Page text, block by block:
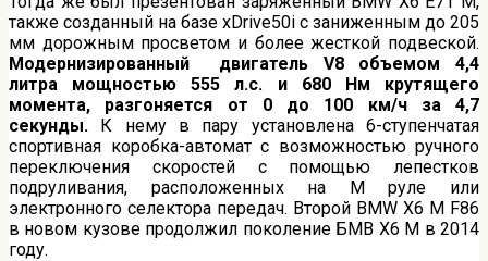
также созданный на базе xDrive50i с заниженным до 205
мм дорожным просветом и более жесткой подвеской.
Модернизированный двигатель V8 объемом 4,4
литра мощностью 555 л.с. и 680 Нм крутящего
момента, разгоняется от 0 до 100 км/ч за 4,7
секунды. К нему в пару установлена 6-ступенчатая
спортивная коробка-автомат с возможностью ручного
переключения скоростей с помощью лепестков
подруливания, расположенных на М руле или
электронного селектора передач. Второй BMW X6 M F86
в новом кузове продолжил поколение БМВ Х6 М в 2014
году.